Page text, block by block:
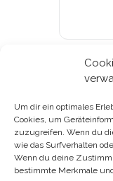
Um dir ein optimales
Cookies, um
zuzugreifen. Wenn du
wie das Surfverhalten
Wenn du deine
bestimmte Merkmale